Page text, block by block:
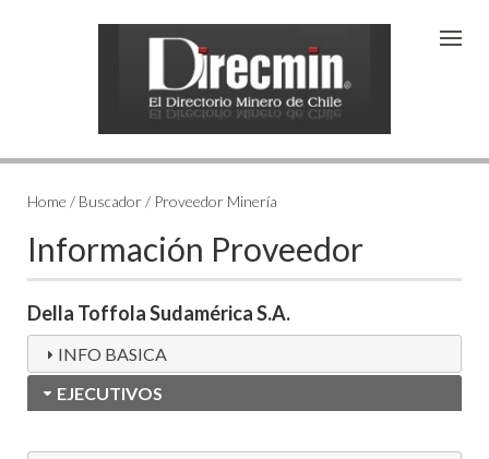
Home / Buscador / Proveedor Minería
Información Proveedor
Della Toffola Sudamérica S.A.
INFO BASICA
EJECUTIVOS